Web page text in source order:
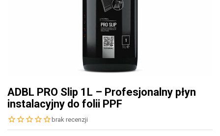
ADBL PRO Slip 1L – Profesjonalny płyn
instalacyjny do folii PPF
star_border star_border star_border star_border star_borderbrak recenzji